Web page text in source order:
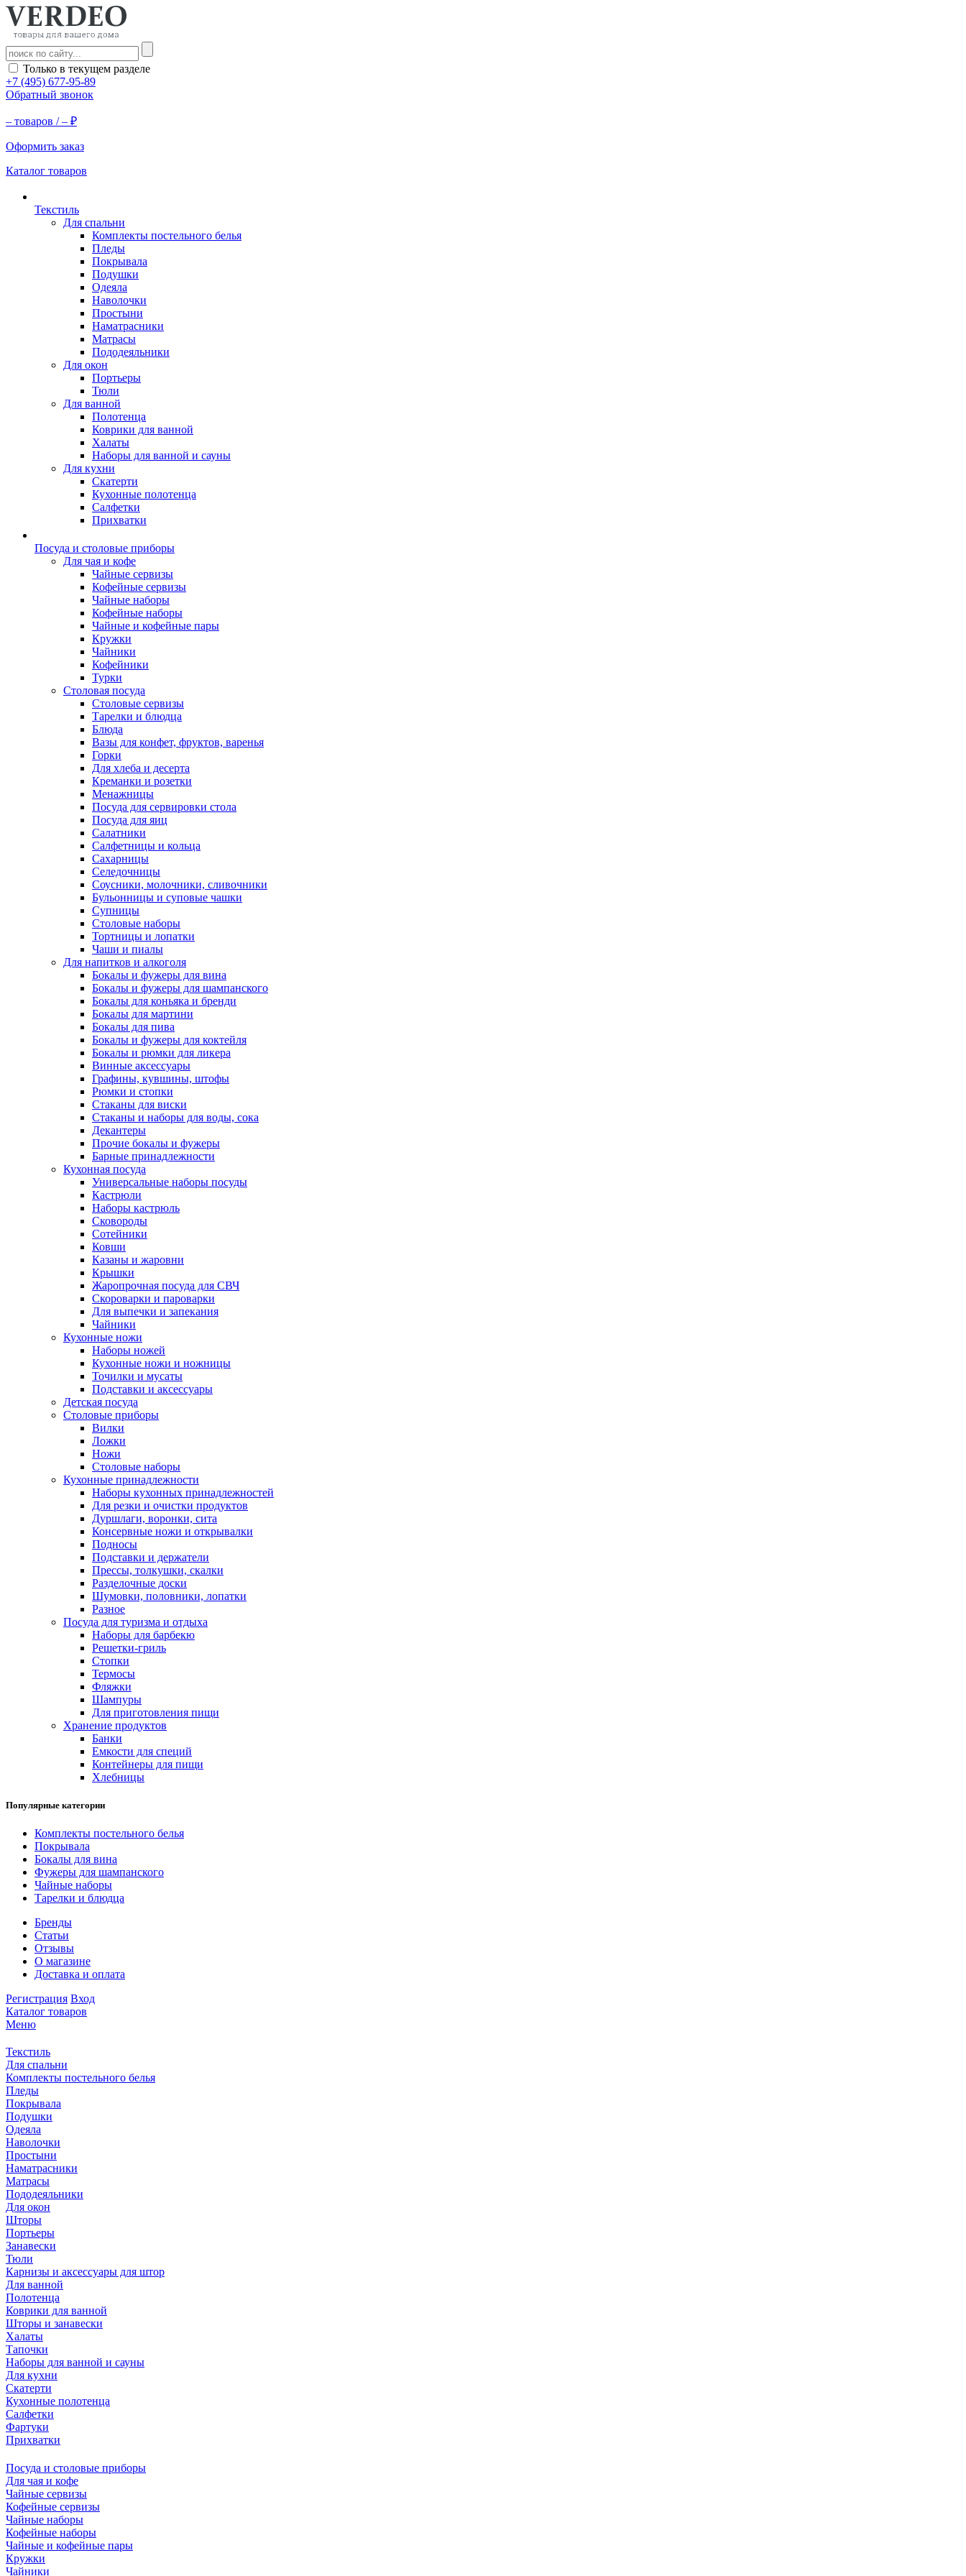
Только в текущем разделе
+7 (495) 677-95-89
Обратный звонок
– товаров /– ₽
Оформить заказ
Каталог товаров
Текстиль
Для спальни
Комплекты постельного белья
Пледы
Покрывала
Подушки
Одеяла
Наволочки
Простыни
Наматрасники
Матрасы
Пододеяльники
Для окон
Портьеры
Тюли
Для ванной
Полотенца
Коврики для ванной
Халаты
Наборы для ванной и сауны
Для кухни
Скатерти
Кухонные полотенца
Салфетки
Прихватки
Посуда и столовые приборы
Для чая и кофе
Чайные сервизы
Кофейные сервизы
Чайные наборы
Кофейные наборы
Чайные и кофейные пары
Кружки
Чайники
Кофейники
Турки
Столовая посуда
Столовые сервизы
Тарелки и блюдца
Блюда
Вазы для конфет, фруктов, варенья
Горки
Для хлеба и десерта
Креманки и розетки
Менажницы
Посуда для сервировки стола
Посуда для яиц
Салатники
Салфетницы и кольца
Сахарницы
Селедочницы
Соусники, молочники, сливочники
Бульонницы и суповые чашки
Супницы
Столовые наборы
Тортницы и лопатки
Чаши и пиалы
Для напитков и алкоголя
Бокалы и фужеры для вина
Бокалы и фужеры для шампанского
Бокалы для коньяка и бренди
Бокалы для мартини
Бокалы для пива
Бокалы и фужеры для коктейля
Бокалы и рюмки для ликера
Винные аксессуары
Графины, кувшины, штофы
Рюмки и стопки
Стаканы для виски
Стаканы и наборы для воды, сока
Декантеры
Прочие бокалы и фужеры
Барные принадлежности
Кухонная посуда
Универсальные наборы посуды
Кастрюли
Наборы кастрюль
Сковороды
Сотейники
Ковши
Казаны и жаровни
Крышки
Жаропрочная посуда для СВЧ
Скороварки и пароварки
Для выпечки и запекания
Чайники
Кухонные ножи
Наборы ножей
Кухонные ножи и ножницы
Точилки и мусаты
Подставки и аксессуары
Детская посуда
Столовые приборы
Вилки
Ложки
Ножи
Столовые наборы
Кухонные принадлежности
Наборы кухонных принадлежностей
Для резки и очистки продуктов
Дуршлаги, воронки, сита
Консервные ножи и открывалки
Подносы
Подставки и держатели
Прессы, толкушки, скалки
Разделочные доски
Шумовки, половники, лопатки
Разное
Посуда для туризма и отдыха
Наборы для барбекю
Решетки-гриль
Стопки
Термосы
Фляжки
Шампуры
Для приготовления пищи
Хранение продуктов
Банки
Емкости для специй
Контейнеры для пищи
Хлебницы
Популярные категории
Комплекты постельного белья
Покрывала
Бокалы для вина
Фужеры для шампанского
Чайные наборы
Тарелки и блюдца
Бренды
Статьи
Отзывы
О магазине
Доставка и оплата
Регистрация Вход
Каталог товаров
Меню
Текстиль
Для спальни
Комплекты постельного белья
Пледы
Покрывала
Подушки
Одеяла
Наволочки
Простыни
Наматрасники
Матрасы
Пододеяльники
Для окон
Шторы
Портьеры
Занавески
Тюли
Карнизы и аксессуары для штор
Для ванной
Полотенца
Коврики для ванной
Шторы и занавески
Халаты
Тапочки
Наборы для ванной и сауны
Для кухни
Скатерти
Кухонные полотенца
Салфетки
Фартуки
Прихватки
Посуда и столовые приборы
Для чая и кофе
Чайные сервизы
Кофейные сервизы
Чайные наборы
Кофейные наборы
Чайные и кофейные пары
Кружки
Чайники